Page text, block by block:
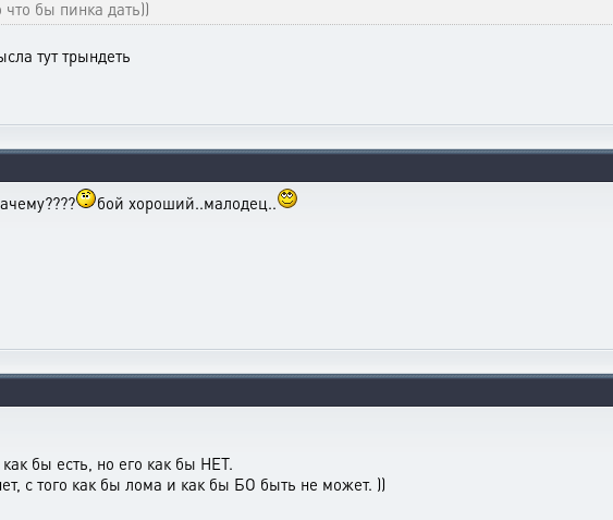
что бы пинка дать))
тут трындеть
бой хороший..малодец..
бы есть, но его как бы НЕТ.
с того как бы лома и как бы БО быть не может. ))